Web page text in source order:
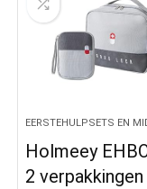
EERSTEHULPSETS EN
Holmeey
2 verpakkingen